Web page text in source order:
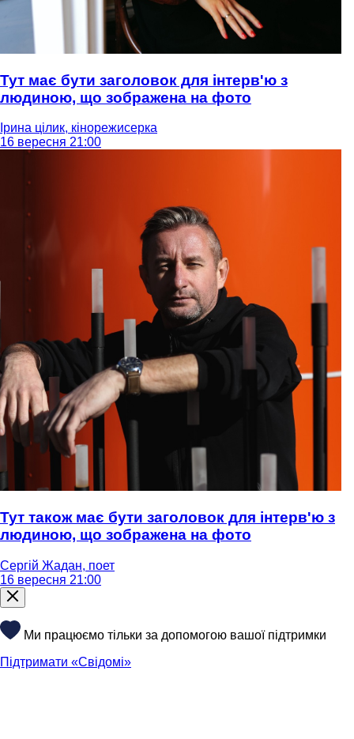
Тут має бути заголовок для інтерв'ю з
людиною, що зображена на фото
Ірина цілик, кінорежисерка
16 вересня 21:00
Тут також має бути заголовок для інтерв'ю з
людиною, що зображена на фото
Сергій Жадан, поет
16 вересня 21:00
Ми працюємо тільки за допомогою вашої підтримки
Підтримати «Свідомі»